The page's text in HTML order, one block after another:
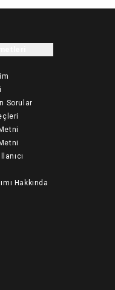
Sorular
Hakkında